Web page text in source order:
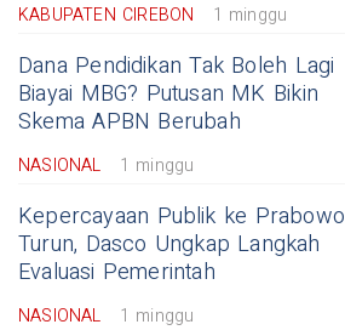
KABUPATEN CIREBON 1 minggu
Dana Pendidikan Tak Boleh Lagi
Biayai MBG? Putusan MK Bikin
Skema APBN Berubah
NASIONAL 1 minggu
Kepercayaan Publik ke Prabowo
Turun, Dasco Ungkap Langkah
Evaluasi Pemerintah
NASIONAL 1 minggu